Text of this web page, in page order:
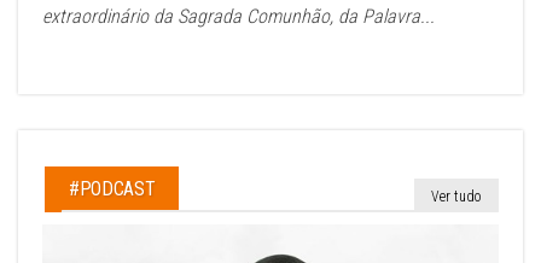
extraordinário da Sagrada Comunhão, da Palavra...
#PODCAST Ver tudo